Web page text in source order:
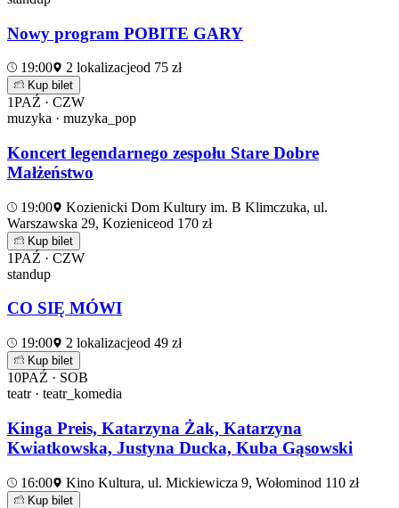
Nowy program POBITE GARY
19:00 2 lokalizacjeod 75 zł
Kup bilet
1PAŹ · CZW
muzyka · muzyka_pop
Koncert legendarnego zespołu Stare Dobre
Małżeństwo
19:00
Kozienicki Dom Kultury im. B Klimczuka, ul.
Warszawska 29, Kozieniceod 170 zł
Kup bilet
1PAŹ · CZW
standup
CO SIĘ MÓWI
19:00 2 lokalizacjeod 49 zł
Kup bilet
10PAŹ · SOB
teatr · teatr_komedia
Kinga Preis, Katarzyna Żak, Katarzyna
Kwiatkowska, Justyna Ducka, Kuba Gąsowski
16:00 Kino Kultura, ul. Mickiewicza 9, Wołominod 110 zł
Kup bilet